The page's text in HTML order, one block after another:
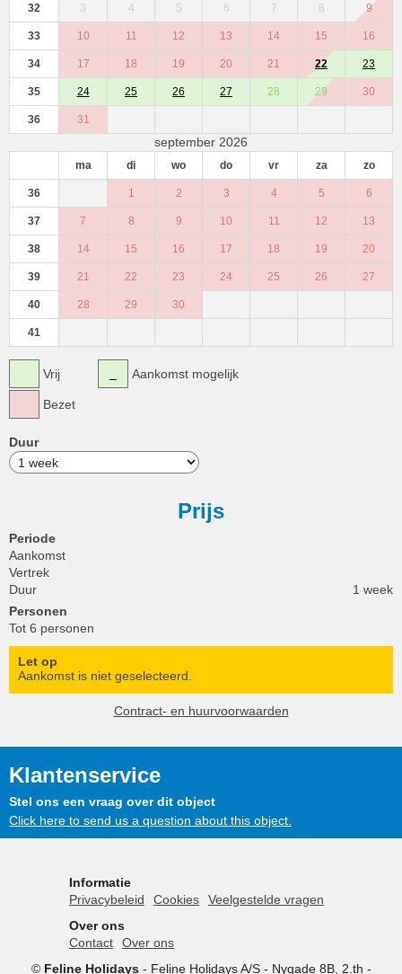
32 3 4 5 6 7 8 9
33 10 11 12 13 14 15 16
34 17 18 19 20 21 22 23
35 24 25 26 27 28 29 30
36 31
september 2026
ma di wo do vr za zo
36 1 2 3 4 5 6
37 7 8 9 10 11 12 13
38 14 15 16 17 18 19 20
39 21 22 23 24 25 26 27
40 28 29 30
41
Vrij
Bezet
Aankomst mogelijk
Duur
Prijs
Periode
Aankomst
Vertrek
Duur
1 week
Personen
Tot 6 personen
Let op
Aankomst is niet geselecteerd.
Contract- en huurvoorwaarden
Klantenservice
Stel ons een vraag over dit object
Click here to send us a question about this object.
Informatie
Privacybeleid
Cookies
Veelgestelde vragen
Over ons
Contact
Over ons
© Feline Holidays- Feline Holidays A/S- Nygade 8B, 2.th -